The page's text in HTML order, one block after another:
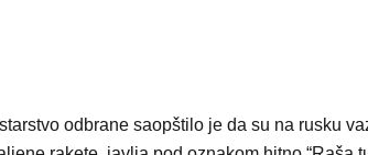
odbrane saopštilo je da su na rusku